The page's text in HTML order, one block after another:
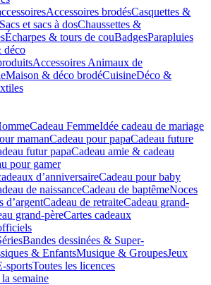
Accessoires brodésCasquettes &
Sacs et sacs à dosChaussettes &
Écharpes & tours de couBadgesParapluies
déco
Accessoires Animaux de
Maison & déco brodéCuisineDéco &
Cadeau FemmeIdée cadeau de mariage​
mamanCadeau pour papaCadeau future
futur papaCadeau amie & cadeau
pour gamer
d’anniversaireCadeau pour baby
de naissanceCadeau de baptêmeNoces
d’argentCadeau de retraiteCadeau grand-
grand-pèreCartes cadeaux
Bandes dessinées & Super-
& EnfantsMusique & GroupesJeux
sportsToutes les licences
semaine